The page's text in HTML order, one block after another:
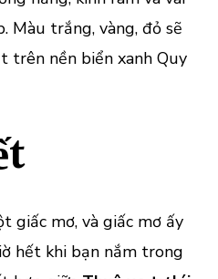
Màu trắng, vàng, đỏ sẽ
trên nền biển xanh Quy
giấc mơ, và giấc mơ ấy
hết khi bạn nắm trong